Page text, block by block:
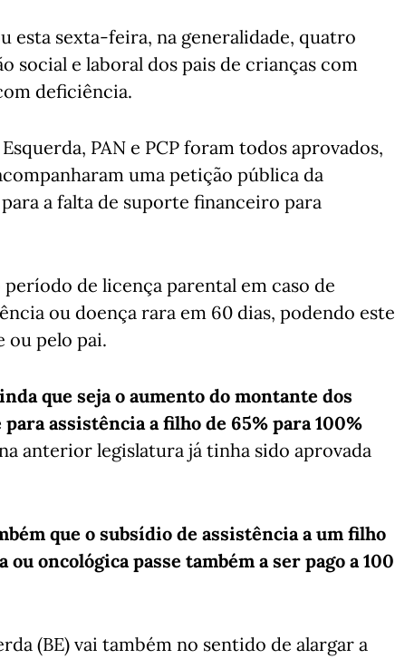
esta sexta-feira, na generalidade, quatro
e laboral dos pais de crianças com
deficiência.
PAN e PCP foram todos aprovados,
uma petição pública da
a falta de suporte financeiro para
de licença parental em caso de
ou doença rara em 60 dias, podendo este
ou pelo pai.
que seja o aumento do montante dos
assistência a filho de 65% para 100%
anterior legislatura já tinha sido aprovada
que o subsídio de assistência a um filho
oncológica passe também a ser pago a 100
(BE) vai também no sentido de alargar a